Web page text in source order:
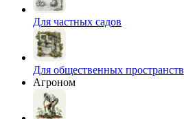
Для частных садов
Для общественных пространств
Агроном